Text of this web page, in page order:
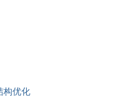
构优化